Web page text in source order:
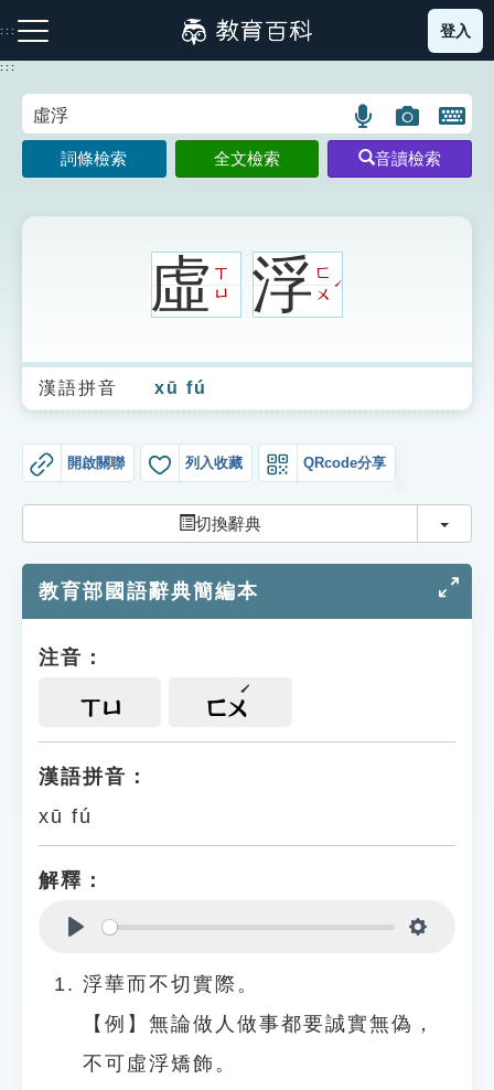
到
主
:::
注音索引圖示 筆畫索引圖示 部首索引表圖示
生字詞彙表
成語故事
索引選單
單字索引
遊戲專區
貓頭鷹博士
登入
:::
語
言
搜
圖
片
搜
開
鍵
圖
詞條檢索 全文檢索 音讀檢索
虛ㄒ
ㄩ
浮ㄈ
ㄨ
ˊ
漢語拼音 xū fú
開啟關聯 列入收藏 QRcode分享
切換辭典 切換
教育部國語辭典簡編本
注音：
ㄒㄩ ㄈㄨ
漢語拼音：
xū fú
解釋：
浮華而不切實際。
【例】無論做人做事都要誠實無偽，
不可虛浮矯飾。